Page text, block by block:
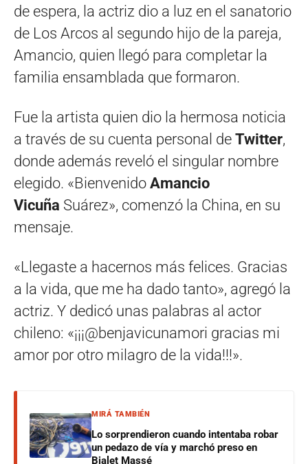
de espera, la actriz dio a luz en el sanatorio
de Los Arcos al segundo hijo de la pareja,
Amancio, quien llegó para completar la
familia ensamblada que formaron.
Fue la artista quien dio la hermosa noticia
a través de su cuenta personal de Twitter,
donde además reveló el singular nombre
elegido. «Bienvenido Amancio
Vicuña Suárez», comenzó la China, en su
mensaje.
«Llegaste a hacernos más felices. Gracias
a la vida, que me ha dado tanto», agregó la
actriz. Y dedicó unas palabras al actor
chileno: «¡¡¡@benjavicunamori gracias mi
amor por otro milagro de la vida!!!».
MIRÁ TAMBIÉN
Lo sorprendieron cuando intentaba robar
un pedazo de vía y marchó preso en
Bialet Massé